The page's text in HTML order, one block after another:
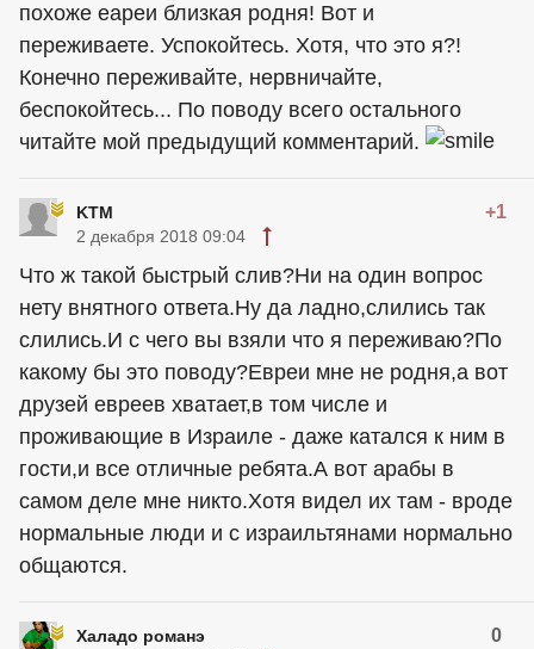
похоже еареи близкая родня! Вот и
переживаете. Успокойтесь. Хотя, что это я?!
Конечно переживайте, нервничайте,
беспокойтесь... По поводу всего остального
читайте мой предыдущий комментарий.
KTM +1
2 декабря 2018 09:04
Что ж такой быстрый слив?Ни на один вопрос
нету внятного ответа.Ну да ладно,слились так
слились.И с чего вы взяли что я переживаю?По
какому бы это поводу?Евреи мне не родня,а вот
друзей евреев хватает,в том числе и
проживающие в Израиле - даже катался к ним в
гости,и все отличные ребята.А вот арабы в
самом деле мне никто.Хотя видел их там - вроде
нормальные люди и с израильтянами нормально
общаются.
Халадо романэ 0